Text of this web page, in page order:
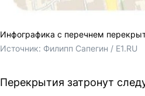
Инфографика с перечнем
Источник: Филипп Сапегин / E1.RU
Перекрытия затронут